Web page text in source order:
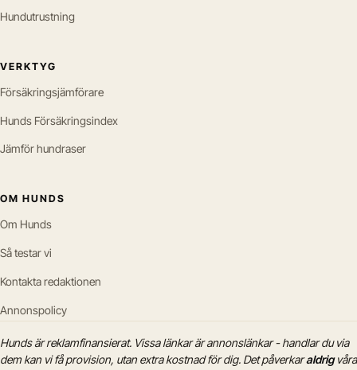
Hundutrustning
VERKTYG
Försäkringsjämförare
Hunds Försäkringsindex
Jämför hundraser
OM HUNDS
Om Hunds
Så testar vi
Kontakta redaktionen
Annonspolicy
Hunds är reklamfinansierat. Vissa länkar är annonslänkar - handlar du via
dem kan vi få provision, utan extra kostnad för dig. Det påverkaraldrigvåra